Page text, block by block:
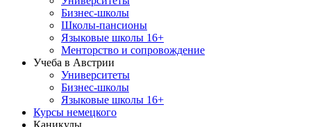
Бизнес-школы
Школы-пансионы
Языковые школы 16+
Менторство и сопровождение
Учеба в Австрии
Университеты
Бизнес-школы
Языковые школы 16+
Курсы немецкого
Каникулы